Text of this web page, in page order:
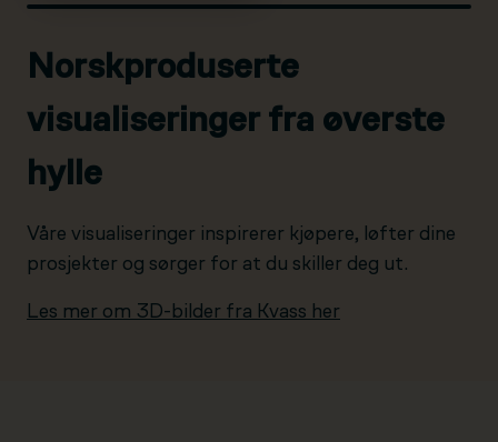
Norskproduserte
visualiseringer fra øverste
hylle
Våre visualiseringer inspirerer kjøpere, løfter dine
prosjekter og sørger for at du skiller deg ut.
Les mer om 3D-bilder fra Kvass her